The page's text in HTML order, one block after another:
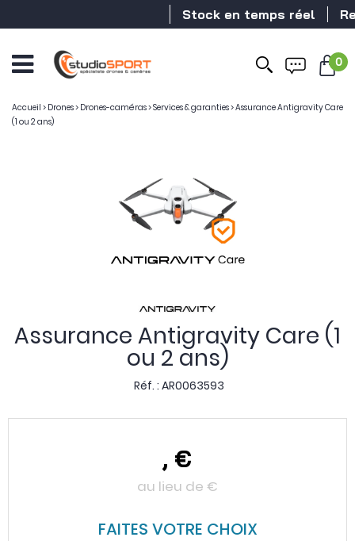
Stock en temps réel
0
Accueil > Drones> Drones-caméras>Services & garanties>Assurance Antigravity Care
(1 ou 2 ans)
Assurance Antigravity Care (1
ou 2 ans)
Réf. : AR0063593
, €
au lieu de €
FAITES VOTRE CHOIX